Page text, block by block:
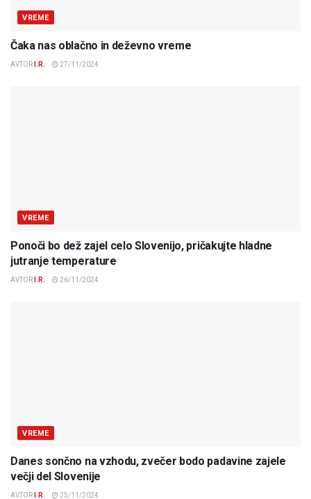
VREME
Čaka nas oblačno in deževno vreme
AVTOR I.R. 27/11/2024
VREME
Ponoči bo dež zajel celo Slovenijo, pričakujte hladne
jutranje temperature
AVTOR I.R. 26/11/2024
VREME
Danes sončno na vzhodu, zvečer bodo padavine zajele
večji del Slovenije
AVTOR I.R. 25/11/2024